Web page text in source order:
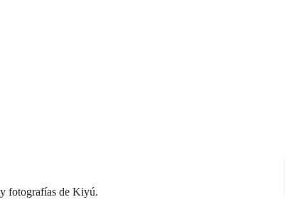
fotografías de Kiyú.